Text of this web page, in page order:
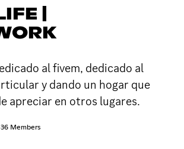
|
al fivem, dedicado al
y dando un hogar que
apreciar en otros lugares.
Members